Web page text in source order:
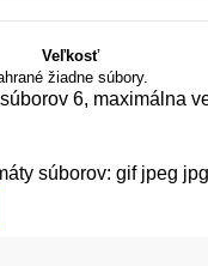
Veľkosť
žiadne súbory.
6, maximálna
súborov: gif jpeg